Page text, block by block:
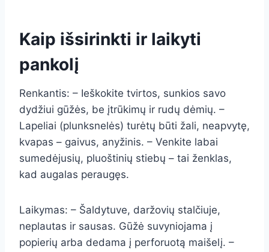
Kaip išsirinkti ir laikyti
pankolį
Renkantis: – Ieškokite tvirtos, sunkios savo
dydžiui gūžės, be įtrūkimų ir rudų dėmių. –
Lapeliai (plunksnelės) turėtų būti žali, neapvytę,
kvapas – gaivus, anyžinis. – Venkite labai
sumedėjusių, pluoštinių stiebų – tai ženklas,
kad augalas peraugęs.
Laikymas: – Šaldytuve, daržovių stalčiuje,
neplautas ir sausas. Gūžė suvyniojama į
popierių arba dedama į perforuotą maišelį. –